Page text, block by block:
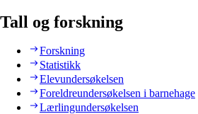
Tall og forskning
Forskning
Statistikk
Elevundersøkelsen
Foreldreundersøkelsen i barnehage
Lærlingundersøkelsen